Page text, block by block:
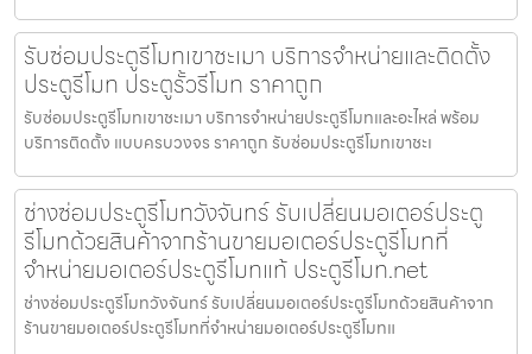
รับซ่อมประตูรีโมทเขาชะเมา บริการจำหน่ายและติดตั้ง
ประตูรีโมท ประตูรั้วรีโมท ราคาถูก
รับซ่อมประตูรีโมทเขาชะเมา บริการจำหน่ายประตูรีโมทและอะไหล่ พร้อม
บริการติดตั้ง แบบครบวงจร ราคาถูก รับซ่อมประตูรีโมทเขาชะเ
ช่างซ่อมประตูรีโมทวังจันทร์ รับเปลี่ยนมอเตอร์ประตู
รีโมทด้วยสินค้าจากร้านขายมอเตอร์ประตูรีโมทที่
จำหน่ายมอเตอร์ประตูรีโมทแท้ ประตูรีโมท.net
ช่างซ่อมประตูรีโมทวังจันทร์ รับเปลี่ยนมอเตอร์ประตูรีโมทด้วยสินค้าจาก
ร้านขายมอเตอร์ประตูรีโมทที่จำหน่ายมอเตอร์ประตูรีโมทแ